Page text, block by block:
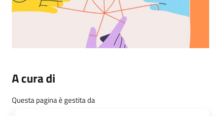
A cura di
Questa pagina è gestita da